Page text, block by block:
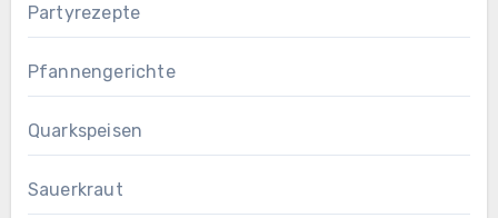
Partyrezepte
Pfannengerichte
Quarkspeisen
Sauerkraut